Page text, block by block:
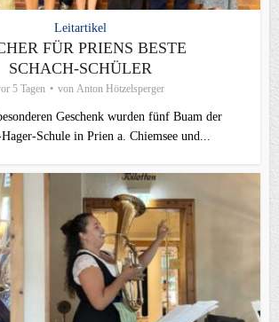
Leitartikel
FÜR PRIENS BESTE
SCHACH-SCHÜLER
5 Tagen von Anton Hötzelsperger
Geschenk wurden fünf Buam der
Schule in Prien a. Chiemsee und...